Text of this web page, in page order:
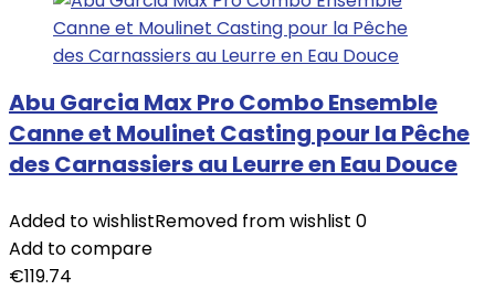
Abu Garcia Max Pro Combo Ensemble
Canne et Moulinet Casting pour la Pêche
des Carnassiers au Leurre en Eau Douce
Added to wishlistRemoved from wishlist 0
Add to compare
€119.74